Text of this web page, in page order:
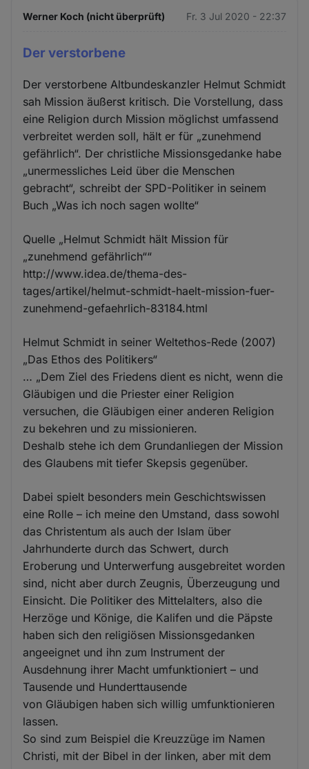
Werner Koch (nicht überprüft) Fr. 3 Jul 2020 - 22:37
Der verstorbene
Der verstorbene Altbundeskanzler Helmut Schmidt
sah Mission äußerst kritisch. Die Vorstellung, dass
eine Religion durch Mission möglichst umfassend
verbreitet werden soll, hält er für „zunehmend
gefährlich“. Der christliche Missionsgedanke habe
„unermessliches Leid über die Menschen
gebracht“, schreibt der SPD-Politiker in seinem
Buch „Was ich noch sagen wollte“
Quelle „Helmut Schmidt hält Mission für
„zunehmend gefährlich““
http://www.idea.de/thema-des-
tages/artikel/helmut-schmidt-haelt-mission-fuer-
zunehmend-gefaehrlich-83184.html
Helmut Schmidt in seiner Weltethos-Rede (2007)
„Das Ethos des Politikers“
… „Dem Ziel des Friedens dient es nicht, wenn die
Gläubigen und die Priester einer Religion
versuchen, die Gläubigen einer anderen Religion
zu bekehren und zu missionieren.
Deshalb stehe ich dem Grundanliegen der Mission
des Glaubens mit tiefer Skepsis gegenüber.
Dabei spielt besonders mein Geschichtswissen
eine Rolle – ich meine den Umstand, dass sowohl
das Christentum als auch der Islam über
Jahrhunderte durch das Schwert, durch
Eroberung und Unterwerfung ausgebreitet worden
sind, nicht aber durch Zeugnis, Überzeugung und
Einsicht. Die Politiker des Mittelalters, also die
Herzöge und Könige, die Kalifen und die Päpste
haben sich den religiösen Missionsgedanken
angeeignet und ihn zum Instrument der
Ausdehnung ihrer Macht umfunktioniert – und
Tausende und Hunderttausende
von Gläubigen haben sich willig umfunktionieren
lassen.
So sind zum Beispiel die Kreuzzüge im Namen
Christi, mit der Bibel in der linken, aber mit dem